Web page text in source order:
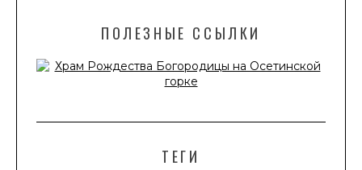
ПОЛЕЗНЫЕ ССЫЛКИ
ТЕГИ